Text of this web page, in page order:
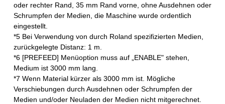
oder rechter Rand, 35 mm Rand vorne, ohne Ausdehnen oder
Schrumpfen der Medien, die Maschine wurde ordentlich
eingestellt.
*5 Bei Verwendung von durch Roland spezifizierten Medien,
zurückgelegte Distanz: 1 m.
*6 [PREFEED] Menüoption muss auf „ENABLE" stehen,
Medium ist 3000 mm lang.
*7 Wenn Material kürzer als 3000 mm ist. Mögliche
Verschiebungen durch Ausdehnen oder Schrumpfen der
Medien und/oder Neuladen der Medien nicht mitgerechnet.